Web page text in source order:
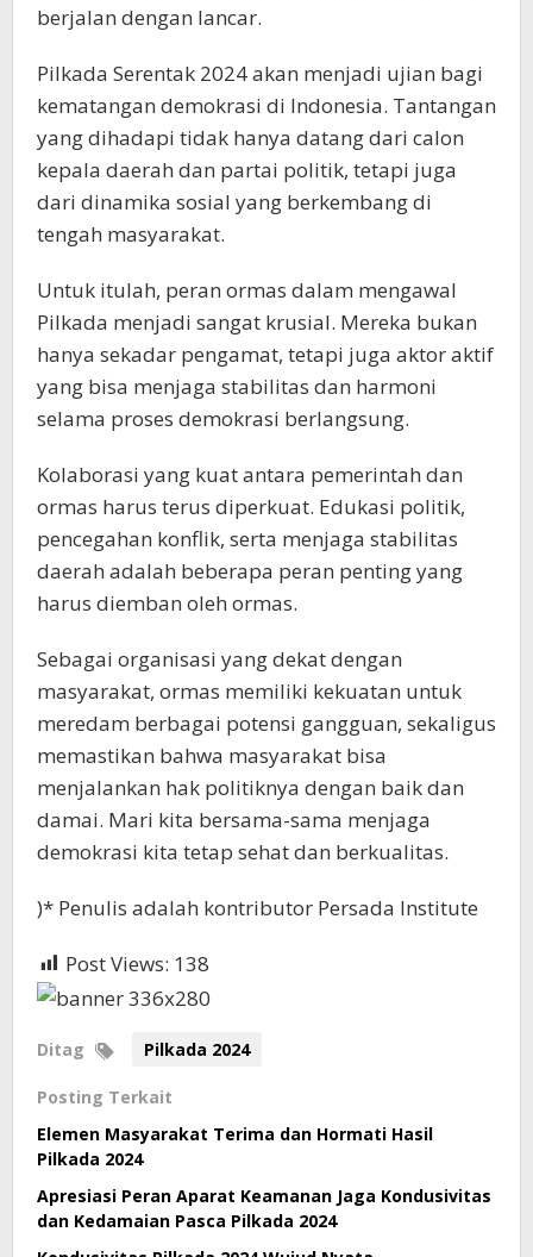
berjalan dengan lancar.
Pilkada Serentak 2024 akan menjadi ujian bagi
kematangan demokrasi di Indonesia. Tantangan
yang dihadapi tidak hanya datang dari calon
kepala daerah dan partai politik, tetapi juga
dari dinamika sosial yang berkembang di
tengah masyarakat.
Untuk itulah, peran ormas dalam mengawal
Pilkada menjadi sangat krusial. Mereka bukan
hanya sekadar pengamat, tetapi juga aktor aktif
yang bisa menjaga stabilitas dan harmoni
selama proses demokrasi berlangsung.
Kolaborasi yang kuat antara pemerintah dan
ormas harus terus diperkuat. Edukasi politik,
pencegahan konflik, serta menjaga stabilitas
daerah adalah beberapa peran penting yang
harus diemban oleh ormas.
Sebagai organisasi yang dekat dengan
masyarakat, ormas memiliki kekuatan untuk
meredam berbagai potensi gangguan, sekaligus
memastikan bahwa masyarakat bisa
menjalankan hak politiknya dengan baik dan
damai. Mari kita bersama-sama menjaga
demokrasi kita tetap sehat dan berkualitas.
)* Penulis adalah kontributor Persada Institute
Post Views: 138
Ditag Pilkada 2024
Posting Terkait
Elemen Masyarakat Terima dan Hormati Hasil
Pilkada 2024
Apresiasi Peran Aparat Keamanan Jaga Kondusivitas
dan Kedamaian Pasca Pilkada 2024